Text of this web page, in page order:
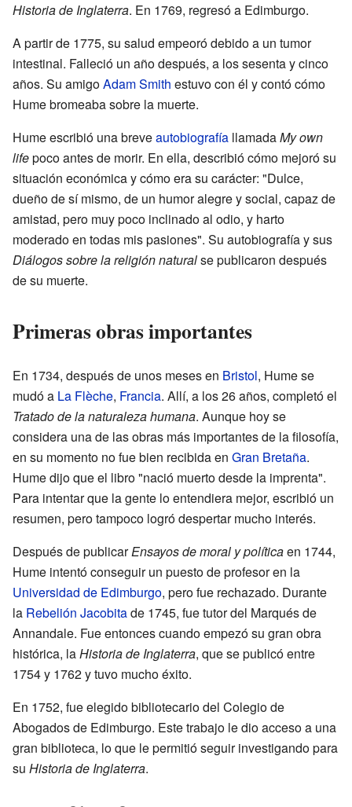
Historia de Inglaterra. En 1769, regresó a Edimburgo.
A partir de 1775, su salud empeoró debido a un tumor
intestinal. Falleció un año después, a los sesenta y cinco
años. Su amigoAdam Smith estuvo con él y contó cómo
Hume bromeaba sobre la muerte.
Hume escribió una breveautobiografía llamadaMy own
lifepoco antes de morir. En ella, describió cómo mejoró su
situación económica y cómo era su carácter: "Dulce,
dueño de sí mismo, de un humor alegre y social, capaz de
amistad, pero muy poco inclinado al odio, y harto
moderado en todas mis pasiones". Su autobiografía y sus
Diálogos sobre la religión naturalse publicaron después
de su muerte.
Primeras obras importantes
En 1734, después de unos meses en Bristol, Hume se
mudó a La Flèche, Francia. Allí, a los 26 años, completó el
Tratado de la naturaleza humana. Aunque hoy se
considera una de las obras más importantes de la filosofía,
en su momento no fue bien recibida en Gran Bretaña.
Hume dijo que el libro "nació muerto desde la imprenta".
Para intentar que la gente lo entendiera mejor, escribió un
resumen, pero tampoco logró despertar mucho interés.
Después de publicarEnsayos de moral y políticaen 1744,
Hume intentó conseguir un puesto de profesor en la
Universidad de Edimburgo, pero fue rechazado. Durante
la Rebelión Jacobitade 1745, fue tutor del Marqués de
Annandale. Fue entonces cuando empezó su gran obra
histórica, laHistoria de Inglaterra, que se publicó entre
1754 y 1762 y tuvo mucho éxito.
En 1752, fue elegido bibliotecario del Colegio de
Abogados de Edimburgo. Este trabajo le dio acceso a una
gran biblioteca, lo que le permitió seguir investigando para
su Historia de Inglaterra.